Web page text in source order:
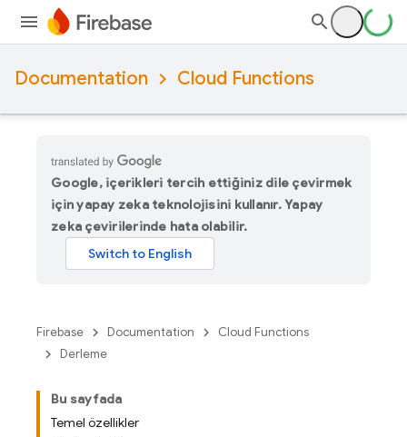
Documentation Cloud Functions
Google, içerikleri tercih ettiğiniz dile çevirmek
için yapay zeka teknolojisini kullanır. Yapay
zeka çevirilerinde hata olabilir.
Firebase Documentation
Cloud Functions
Derleme
Bu sayfada
Temel özellikler